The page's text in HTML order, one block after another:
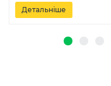
Детальніше